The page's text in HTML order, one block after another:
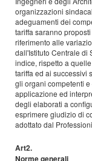
organizzazioni
adeguamenti dei
tariffa saranno
riferimento alle
dall'Istituto Centrale di
indice, rispetto a
tariffa ed ai successivi
gli organi competenti
applicazione ed
degli elaborati a
esprimere giudizio di
adottato dal
Art2.
Norme generali